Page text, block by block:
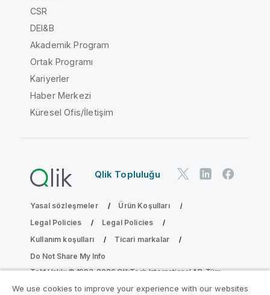
CSR
DEI&B
Akademik Program
Ortak Programı
Kariyerler
Haber Merkezi
Küresel Ofis/İletişim
Qlik Topluluğu
Yasal sözleşmeler
Ürün Koşulları
Legal Policies
Legal Policies
Kullanım koşulları
Ticari markalar
Do Not Share My Info
Telif Hakkı © 1993-2026 QlikTech International AB. Tüm
We use cookies to improve your experience with our websites